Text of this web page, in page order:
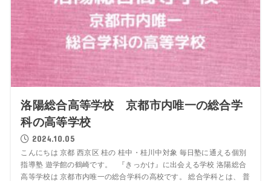
洛陽総合高等学校 京都市内唯一の総合学
科の高等学校
2024.10.05
こんにちは 京都 西京区 桂の 桂中・桂川中対象 毎日塾に通える個別
指導塾 遊学館の鶴崎です。 『きっかけ』に出会える学校 洛陽総合
高等学校は 京都市内唯一の総合学科の高校です。 総合学科とは、 普